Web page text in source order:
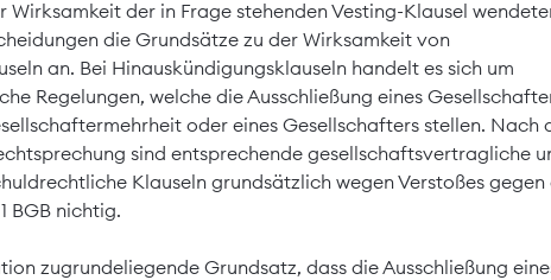
Wirksamkeit der in Frage stehenden Vesting-Klausel
die Grundsätze zu der Wirksamkeit von
an. Bei Hinauskündigungsklauseln handelt es sich um
Regelungen, welche die Ausschließung eines
oder eines Gesellschafters stellen. Nach
sind entsprechende gesellschaftsvertragliche
Klauseln grundsätzlich wegen Verstoßes
BGB nichtig.
zugrundeliegende Grundsatz, dass die Ausschließung